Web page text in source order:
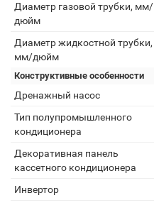
Диаметр газовой трубки, мм/
дюйм
Диаметр жидкостной трубки,
мм/дюйм
Конструктивные особенности
Дренажный насос
Тип полупромышленного
кондиционера
Декоративная панель
кассетного кондиционера
Инвертор